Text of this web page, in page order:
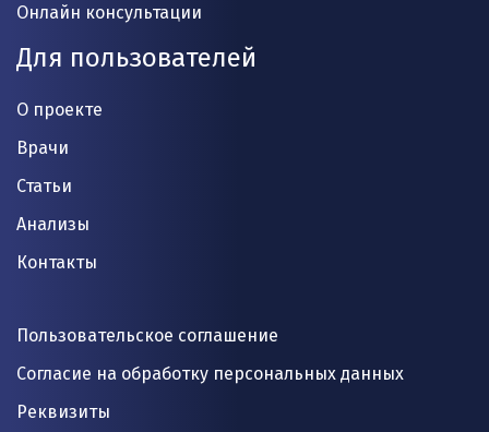
Онлайн консультации
Для пользователей
О проекте
Врачи
Статьи
Анализы
Контакты
Пользовательское соглашение
Согласие на обработку персональных данных
Реквизиты